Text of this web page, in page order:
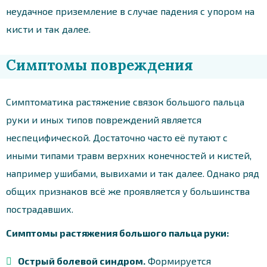
неудачное приземление в случае падения с упором на
кисти и так далее.
Симптомы повреждения
Симптоматика растяжение связок большого пальца
руки и иных типов повреждений является
неспецифической. Достаточно часто её путают с
иными типами травм верхних конечностей и кистей,
например ушибами, вывихами и так далее. Однако ряд
общих признаков всё же проявляется у большинства
пострадавших.
Симптомы растяжения большого пальца руки:
Острый болевой синдром. Формируется